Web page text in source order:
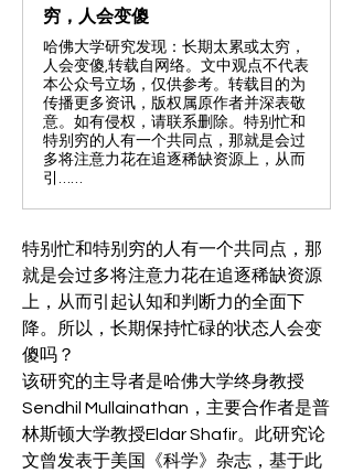
穷，人会变傻
哈佛大学研究发现：长期太累或太穷，
人会变傻,转载自网络。文中观点不代表
本公众号立场，仅供参考。转载目的为
传播更多资讯，版权属原作者并深表敬
意。如有侵权，请联系删除。特别忙和
特别穷的人有一个共同点，那就是会过
多将注意力花在追逐稀缺资源上，从而
引……
特别忙和特别穷的人有一个共同点，那
就是会过多将注意力花在追逐稀缺资源
上，从而引起认知和判断力的全面下
降。所以，长期保持忙碌的状态人会变
傻吗？
该研究的主导者是哈佛大学终身教授
Sendhil Mullainathan，主要合作者是普
林斯顿大学教授Eldar Shafir。此研究论
文曾发表于美国《科学》杂志，基于此